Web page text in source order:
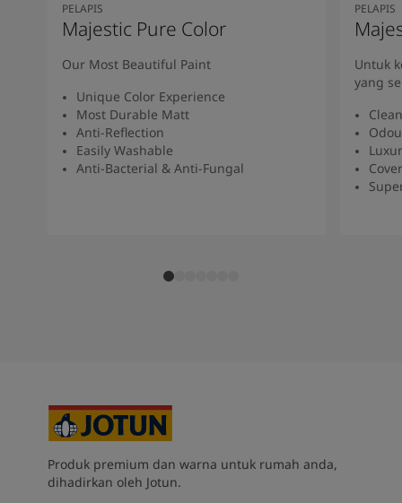
PELAPIS
Majestic Pure Color
Our Most Beautiful Paint
Unique Color Experience
Most Durable Matt
Anti-Reflection
Easily Washable
Anti-Bacterial & Anti-Fungal
PELAPIS
Untuk
yang
Produk premium dan warna untuk rumah anda,
dihadirkan oleh Jotun.